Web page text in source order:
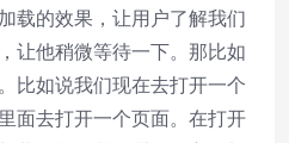
载的效果，让用户了解我们
让他稍微等待一下。那比如
比如说我们现在去打开一个
面去打开一个页面。在打开